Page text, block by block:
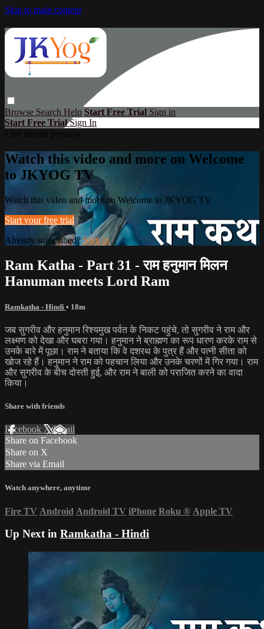
Skip to main content
Browse Search Help Start Free Trial Sign in
Start Free TrialSign In
Watch this video and more on Welcome
to JKYOG TV
Watch this video and more on Welcome to JKYOG TV
Start your free trial
Already subscribed?Sign in
Ram Katha - Part 31 - राम हनुमान मिलन
Hanuman meets Lord Ram
Ramkatha - Hindi • 18m
जब सुगरीव और हनुमान रिश्यमुख पर्वत के निकट पहुंचे, तो सुगरीव ने राम और
लक्ष्मण को देखा और घबरा गया। हनुमान ने ब्राह्मण का रूप धारण करके राम से
उनके बारे में पूछा। राम ने बताया कि वे दशरथ के पुत्र हैं और पत्नी सीता को
खोज रहे हैं। हनुमान ने राम को पहचान लिया और उनके चरणों में गिर गया। राम
और सुगरीव के बीच दोस्ती हुई, और राम ने बाली को पराजित करने का वादा
किया।
Share with friends
Facebook XEmail
Share on Facebook
Share on X
Share via Email
Watch anywhere, anytime
Fire TV Android Android TV iPhone Roku ® Apple TV
Up Next in Ramkatha - Hindi